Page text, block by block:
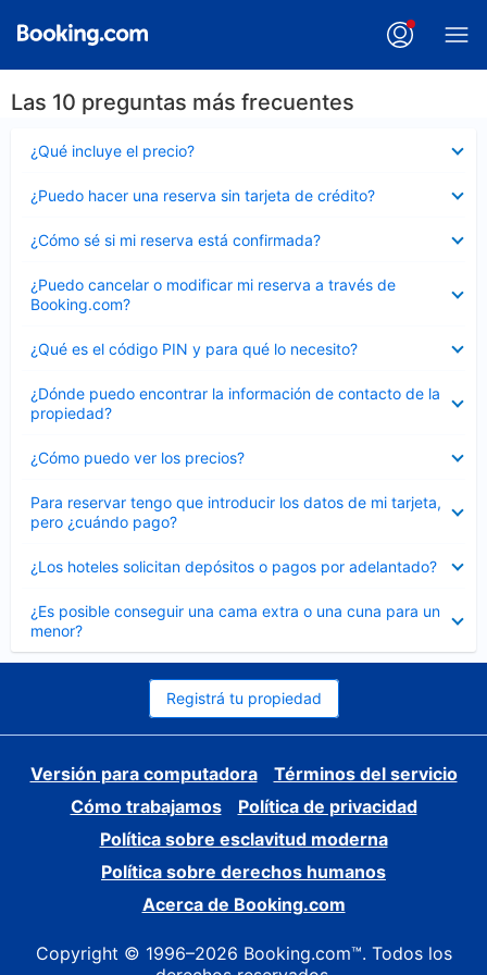
Las 10 preguntas más frecuentes
¿Qué incluye el precio?
cerrado
¿Puedo hacer una reserva sin tarjeta de crédito?
cerrado
¿Cómo sé si mi reserva está confirmada?
cerrado
¿Puedo cancelar o modificar mi reserva a través de
Booking.com?
cerrado
¿Qué es el código PIN y para qué lo necesito?
cerrado
¿Dónde puedo encontrar la información de contacto de la
propiedad?
cerrado
¿Cómo puedo ver los precios?
cerrado
Para reservar tengo que introducir los datos de mi tarjeta,
pero ¿cuándo pago?
cerrado
¿Los hoteles solicitan depósitos o pagos por adelantado?
cerrado
¿Es posible conseguir una cama extra o una cuna para un
menor?
cerrado
Registrá tu propiedad
Versión para computadora
Términos del servicio
Cómo trabajamos
Política de privacidad
Política sobre esclavitud moderna
Política sobre derechos humanos
Acerca de Booking.com
Copyright © 1996–2026 Booking.com™. Todos los